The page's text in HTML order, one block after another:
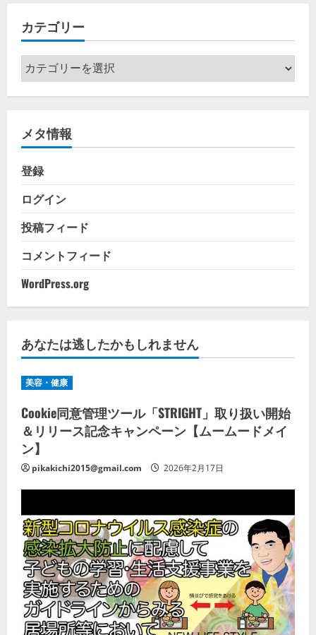
ブ
カテゴリー
カ
テ
ゴ
ー
メタ情報
登録
ログイン
投稿フィード
コメントフィード
WordPress.org
あなたは逃したかもしれません
美容・健康
Cookie同意管理ツール「STRIGHT」取り扱い開始
＆リリース記念キャンペーン【ムームードメイ
ン】
pikakichi2015@gmail.com 2026年2月17日